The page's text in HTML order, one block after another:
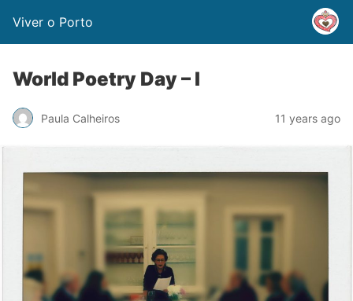
Viver o Porto
World Poetry Day – I
Paula Calheiros 11 years ago